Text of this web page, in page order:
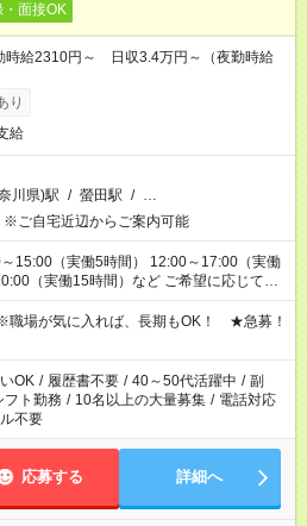
面接OK
給2310円～ 日収3.4万円～（夜勤時給
り
給
川県)駅 / 螢田駅 / …
ご自宅近辺からご案内可能
15:00（実働5時間） 12:00～17:00（実働
15時間）など ご希望に応じて、
す！ お気軽に担当へ相談ください！
場が気に入れば、長期もOK！ ★急募！
OK / 履歴書不要 / 40～50代活躍中 / 副
フト勤務 / 10名以上の大量募集 / 電話対応
不要
応募する 詳細へ